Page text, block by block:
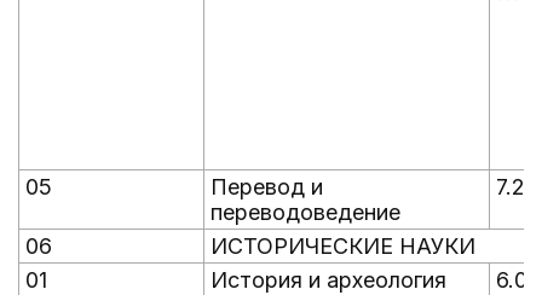
05
Перевод и
переводоведение
7.2
06
ИСТОРИЧЕСКИЕ НАУКИ
01
История и археология 6.0